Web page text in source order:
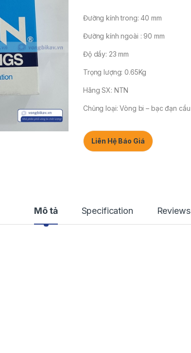
Đường kính trong: 40 mm
Đường kính ngoài : 90 mm
Độ dầy: 23 mm
Trọng lượng: 0.65Kg
Hãng SX: NTN
Chủng loại: Vòng bi – bạc đạn cầu
Liên Hệ Báo Giá
Mô tả Specification Reviews